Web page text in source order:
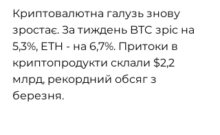
Криптовалютна галузь знову
зростає. За тиждень BTC зріс на
5,3%, ETH - на 6,7%. Притоки в
криптопродукти склали $2,2
млрд, рекордний обсяг з
березня.